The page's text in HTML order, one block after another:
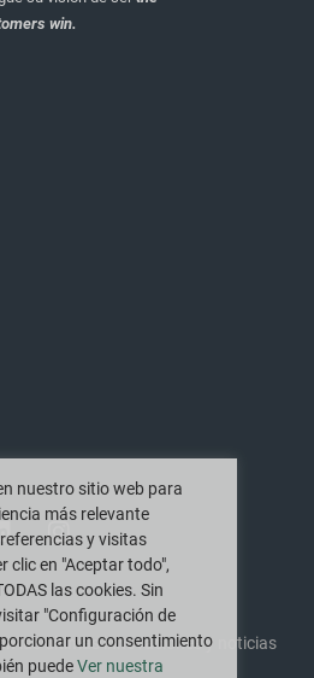
win.
las últimas innovaciones y noticias
nuestro sitio web para
más relevante
y visitas
clic en "Aceptar todo",
las cookies. Sin
"Configuración de
un consentimiento
puedeVer nuestra